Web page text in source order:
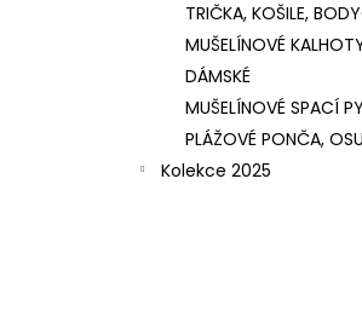
TRIČKA, KOŠILE,
MUŠELÍNOVÉ
DÁMSKÉ
MUŠELÍNOVÉ SPACÍ
PLÁŽOVÉ PONČA,
Kolekce 2025